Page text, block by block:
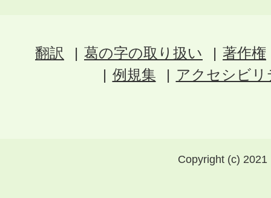
翻訳 葛の字の取り扱い
著作権
例規集
アクセシビ
Copyright (c)